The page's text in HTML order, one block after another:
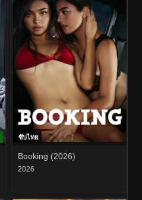
ซับไทย
Booking (2026)
2026